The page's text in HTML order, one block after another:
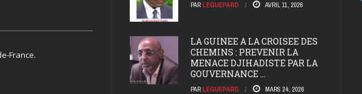
France.
PAR LEGUEPARD AVRIL 11, 2026
LA GUINEE A LA CROISEE DES
CHEMINS : PREVENIR LA
MENACE DJIHADISTE PAR LA
GOUVERNANCE ...
PAR LEGUEPARD MARS 24, 2026